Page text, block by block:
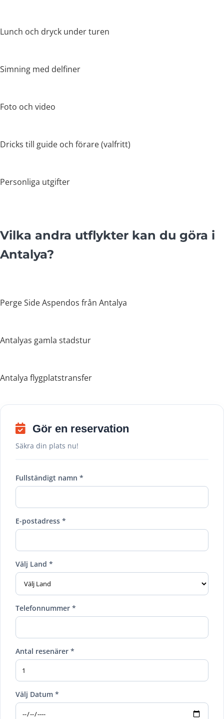
Lunch och dryck under turen
Simning med delfiner
Foto och video
Dricks till guide och förare (valfritt)
Personliga utgifter
Vilka andra utflykter kan du göra i
Antalya?
Perge Side Aspendos från Antalya
Antalyas gamla stadstur
Antalya flygplatstransfer
Gör en reservation
Säkra din plats nu!
Fullständigt namn *
E-postadress *
Välj Land *
Telefonnummer *
Antal resenärer *
Välj Datum *